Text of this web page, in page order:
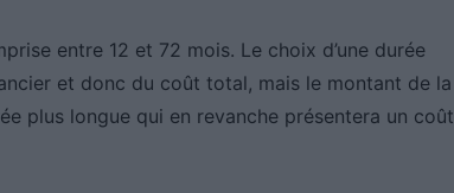
entre 12 et 72 mois. Le choix d’une durée
et donc du coût total, mais le montant de la
plus longue qui en revanche présentera un coût